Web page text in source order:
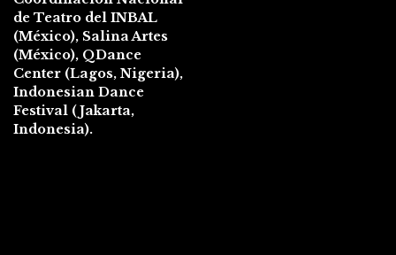
de Teatro del INBAL
(México), Salina Artes
(México), QDance
Center (Lagos, Nigeria),
Indonesian Dance
Festival (Jakarta,
Indonesia).